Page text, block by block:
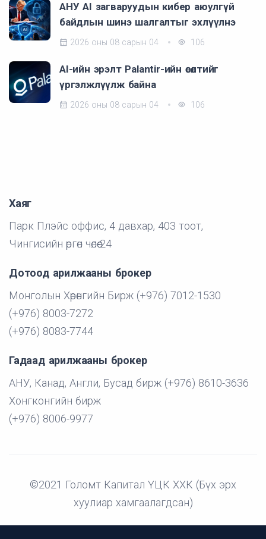
АНУ AI загваруудын кибер аюулгүй
байдлын шинэ шалгалтыг эхлүүлнэ
2026 оны 08 сарын 04 106
AI-ийн эрэлт Palantir-ийн өсөлтийг
үргэлжлүүлж байна
2026 оны 08 сарын 04 106
Хаяг
Парк Плэйс оффис, 4 давхар, 403 тоот,
Чингисийн өргөн чөлөө-24
Дотоод арилжааны брокер
Монголын Хөрөнгийн Бирж (+976) 7012-1530
(+976) 8003-7272
(+976) 8083-7744
Гадаад арилжааны брокер
АНУ, Канад, Англи, Бусад бирж (+976) 8610-3636
Хонгконгийн бирж
(+976) 8006-9977
©2021 Голомт Капитал ҮЦК ХХК (Бүх эрх
хуулиар хамгаалагдсан)